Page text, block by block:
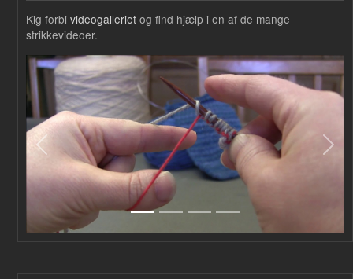
Kig forbi videogalleriet og find hjælp i en af de mange
strikkevideoer.
Forrige